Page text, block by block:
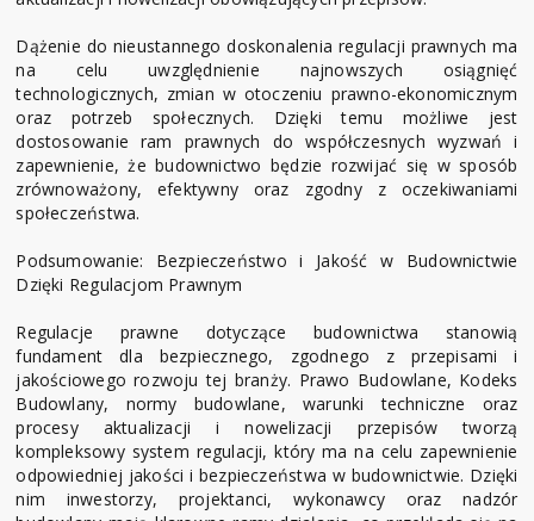
Dążenie do nieustannego doskonalenia regulacji prawnych ma
na celu uwzględnienie najnowszych osiągnięć
technologicznych, zmian w otoczeniu prawno-ekonomicznym
oraz potrzeb społecznych. Dzięki temu możliwe jest
dostosowanie ram prawnych do współczesnych wyzwań i
zapewnienie, że budownictwo będzie rozwijać się w sposób
zrównoważony, efektywny oraz zgodny z oczekiwaniami
społeczeństwa.
Podsumowanie: Bezpieczeństwo i Jakość w Budownictwie
Dzięki Regulacjom Prawnym
Regulacje prawne dotyczące budownictwa stanowią
fundament dla bezpiecznego, zgodnego z przepisami i
jakościowego rozwoju tej branży. Prawo Budowlane, Kodeks
Budowlany, normy budowlane, warunki techniczne oraz
procesy aktualizacji i nowelizacji przepisów tworzą
kompleksowy system regulacji, który ma na celu zapewnienie
odpowiedniej jakości i bezpieczeństwa w budownictwie. Dzięki
nim inwestorzy, projektanci, wykonawcy oraz nadzór